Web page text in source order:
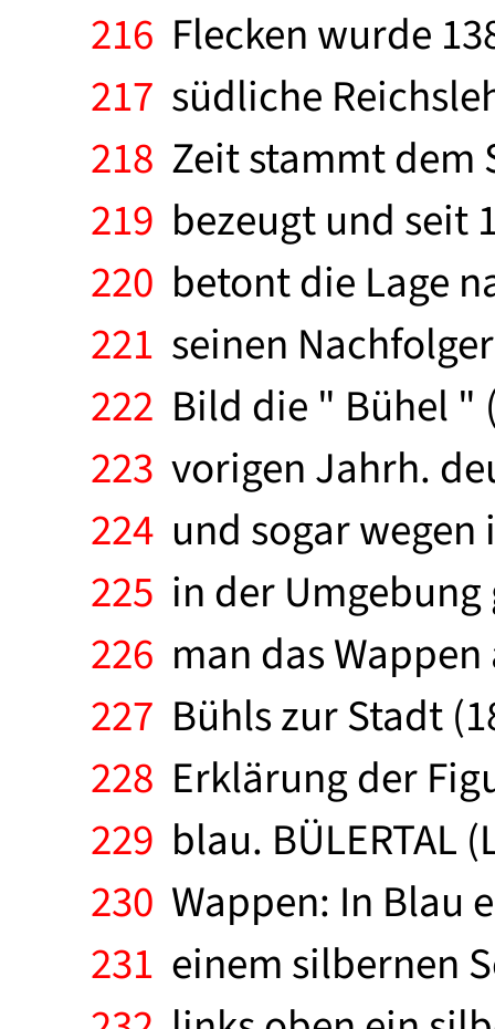
216 Flecken wurde
217 südliche
218 Zeit stammt dem
219 bezeugt und seit
220 betont die Lage
221 seinen
222 Bild die " Bühel "
223 vorigen Jahrh.
224 und sogar
225 in der
226 man das
227 Bühls zur Stadt
228 Erklärung der
229 blau. BÜLERTAL
230 Wappen: In Blau
231 einem silbernen